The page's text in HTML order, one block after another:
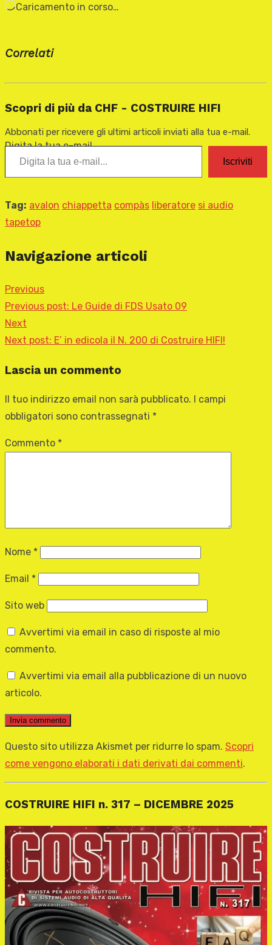
Caricamento in corso…
Correlati
Scopri di più da CHF - COSTRUIRE HIFI
Abbonati per ricevere gli ultimi articoli inviati alla tua e-mail.
Digita la tua e-mail...
Iscriviti
Tag: avalon chiappetta compàs liberatore si audio
tapetop
Navigazione articoli
Previous
Previous post: Le Guide di FDS Usato 09
Next
Next post: E’ in edicola il N. 200 di Costruire HIFI!
Lascia un commento
Il tuo indirizzo email non sarà pubblicato.
I campi
obbligatori sono contrassegnati *
Commento *
Nome *
Email *
Sito web
Avvertimi via email in caso di risposte al mio
commento.
Avvertimi via email alla pubblicazione di un nuovo
articolo.
Questo sito utilizza Akismet per ridurre lo spam. Scopri
come vengono elaborati i dati derivati dai commenti.
COSTRUIRE HIFI n. 317 – DICEMBRE 2025